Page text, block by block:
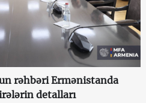
rəhbəri Ermənistanda
detalları